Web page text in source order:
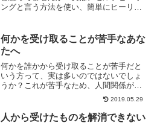
ングと言う方法を使い、簡単にヒーリン
単に今すぐできるセルフヒーリングの方
法です。
何かを受け取ることが苦手なあな
たへ
何かを誰かから受け取ることが苦手だと
いう方って、実は多いのではないでしょ
うか？これが苦手なため、人間関係がギ
クシャクしてしまうこともあったりしま
す。なぜあなたは受け取ることができな
いのでしょうか？
2019.05.29
人から受けたものを解消できない